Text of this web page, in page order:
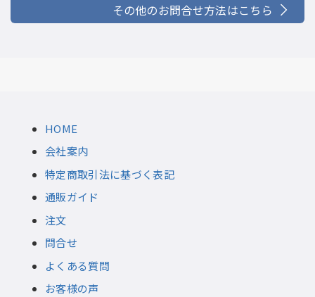
その他のお問合せ方法はこちら
HOME
会社案内
特定商取引法に基づく表記
通販ガイド
注文
問合せ
よくある質問
お客様の声